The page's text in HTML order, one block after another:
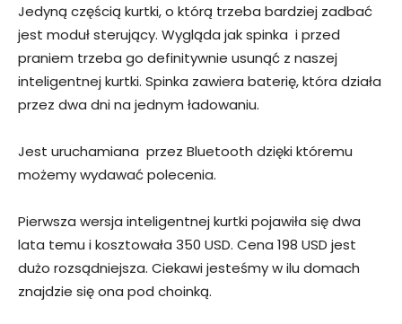
Jedyną częścią kurtki, o którą trzeba bardziej zadbać
jest moduł sterujący. Wygląda jak spinka i przed
praniem trzeba go definitywnie usunąć z naszej
inteligentnej kurtki. Spinka zawiera baterię, która działa
przez dwa dni na jednym ładowaniu.
Jest uruchamiana przez Bluetooth dzięki któremu
możemy wydawać polecenia.
Pierwsza wersja inteligentnej kurtki pojawiła się dwa
lata temu i kosztowała 350 USD. Cena 198 USD jest
dużo rozsądniejsza. Ciekawi jesteśmy w ilu domach
znajdzie się ona pod choinką.